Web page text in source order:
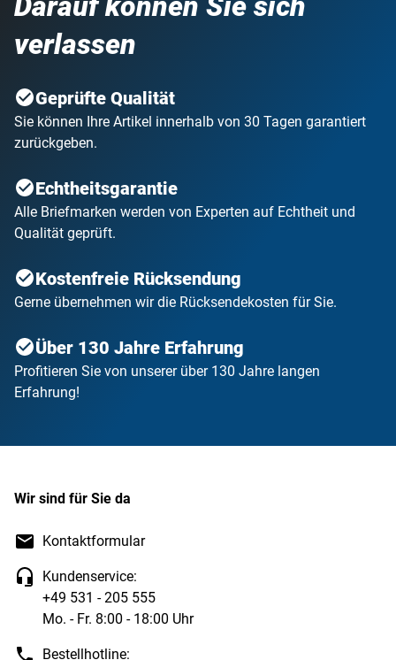
Sie erhalten jede Lieferungvöllig unverbindlich
Tage zur Ansicht. Innerhalb dieser Zeit können Sie sie
garantiert zurückgeben. Zudem können Sie Ihre Kollektion
unterbrechen bzw. auch ganz beenden. Postkarte oder
kurzer Anruf genügt.
verlassen
Geprüfte Qualität
Sie können Ihre Artikel innerhalb von 30 Tagen garantiert
zurückgeben.
Echtheitsgarantie
Alle Briefmarken werden von Experten auf Echtheit und
Qualität geprüft.
Kostenfreie Rücksendung
Gerne übernehmen wir die Rücksendekosten für Sie.
Über 130 Jahre Erfahrung
Profitieren Sie von unserer über 130 Jahre langen
Erfahrung!
Wir sind für Sie da
Kontaktformular
Kundenservice:
+49 531 - 205 555
Mo. - Fr. 8:00 - 18:00 Uhr
Bestellhotline: